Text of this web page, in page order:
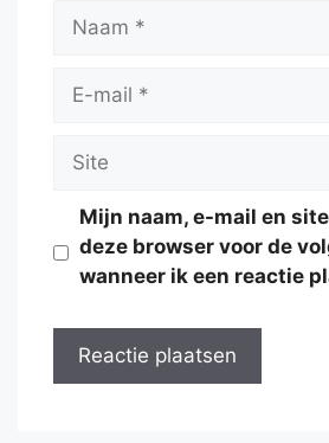
Naam
Site
Mijn naam, e-mail en
deze browser voor de
wanneer ik een reactie